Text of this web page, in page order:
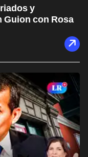
y
Guion con Rosa